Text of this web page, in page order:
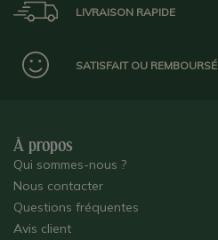
LIVRAISON RAPIDE
SATISFAIT OU REMBOURSÉ
À propos
Qui sommes-nous ?
Nous contacter
Questions fréquentes
Avis client